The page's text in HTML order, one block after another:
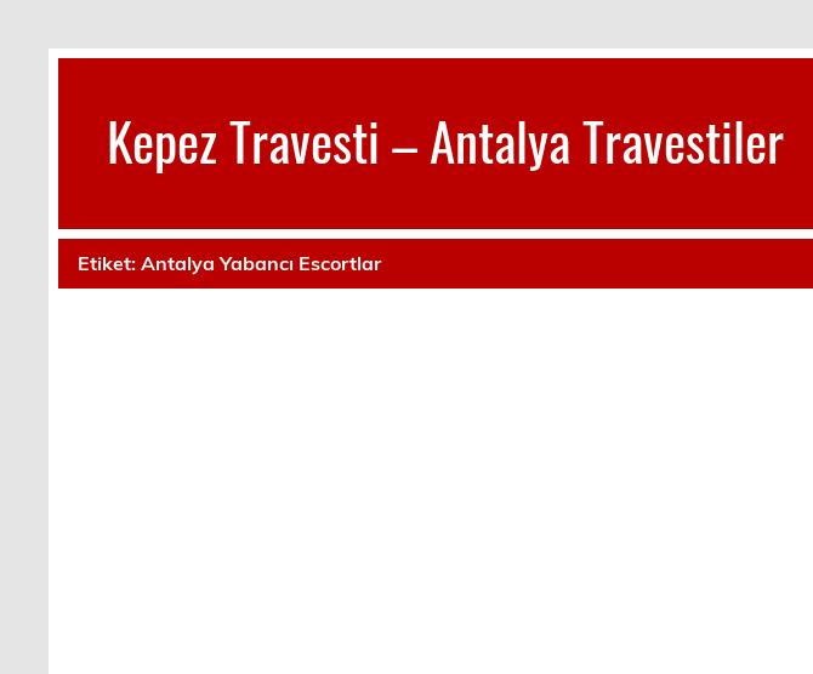
content
Kepez Travesti – Antalya Travestiler
Etiket:Antalya Yabancı Escortlar